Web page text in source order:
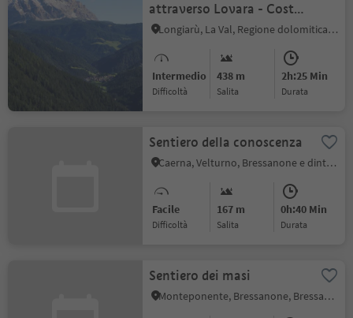
attraverso Lovara - Costa
fino a La Valle
Longiarù, La Val, Regione dolomitica Alta Badia
Intermedio
Difficoltà
438 m
Salita
2h:25 Min
durata
Sentiero della conoscenza
Caerna, Velturno, Bressanone e dintorni
Facile
Difficoltà
167 m
Salita
0h:40 Min
durata
Sentiero dei masi
Monteponente, Bressanone, Bressanone e dintorni